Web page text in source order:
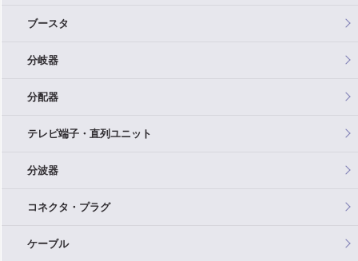
ブースタ
分岐器
分配器
テレビ端子・直列ユニット
分波器
コネクタ・プラグ
ケーブル